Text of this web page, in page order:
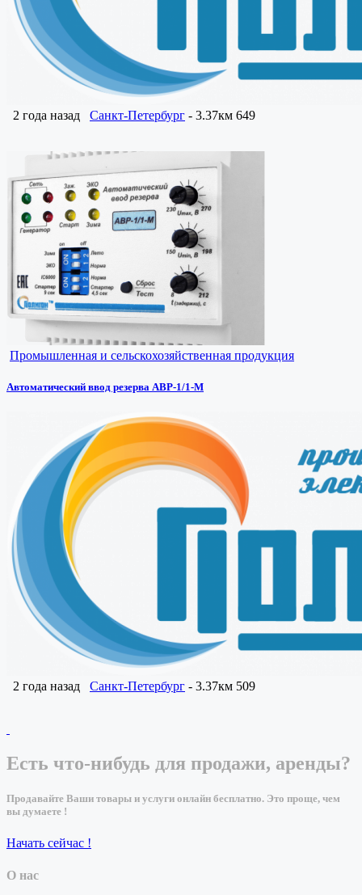
2 года назад Санкт-Петербург - 3.37км 649
Промышленная и сельскохозяйственная продукция
Автоматический ввод резерва АВР-1/1-М
2 года назад Санкт-Петербург - 3.37км 509
Есть что-нибудь для продажи, аренды?
Продавайте Ваши товары и услуги онлайн бесплатно. Это проще, чем
вы думаете !
Начать сейчас !
О нас